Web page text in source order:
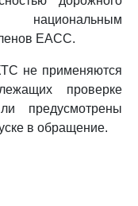
национальным
ЕАСС.
не применяются
проверке
предусмотрены
в обращение.